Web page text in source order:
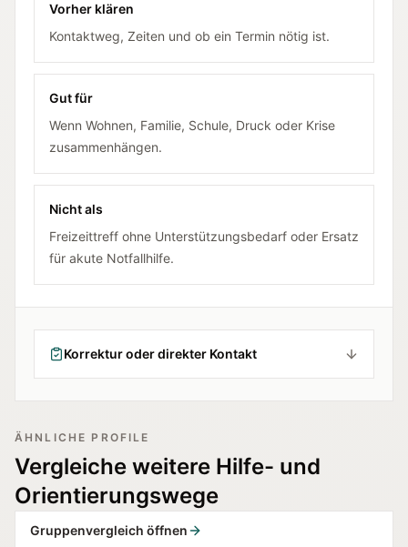
Vorher klären
Kontaktweg, Zeiten und ob ein Termin nötig ist.
Gut für
Wenn Wohnen, Familie, Schule, Druck oder Krise
zusammenhängen.
Nicht als
Freizeittreff ohne Unterstützungsbedarf oder Ersatz
für akute Notfallhilfe.
Korrektur oder direkter Kontakt
ÄHNLICHE PROFILE
Vergleiche weitere Hilfe- und
Orientierungswege
Gruppenvergleich öffnen